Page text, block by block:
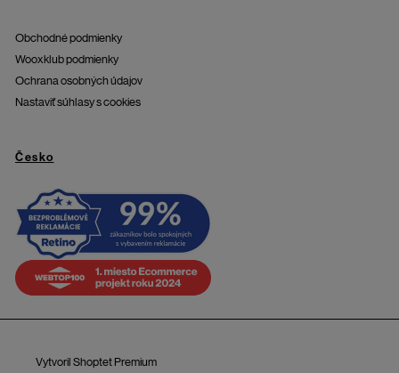
Obchodné podmienky
Wooxklub podmienky
Ochrana osobných údajov
Nastaviť súhlasy s cookies
Česko
Vytvoril Shoptet Premium